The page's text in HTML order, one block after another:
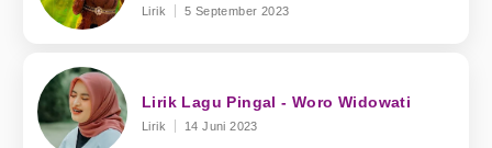
Lirik 5 September 2023
Lirik Lagu Pingal - Woro Widowati
Lirik 14 Juni 2023